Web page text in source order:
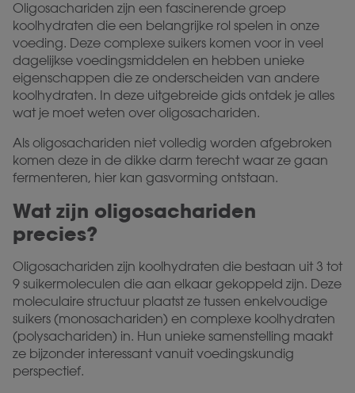
Oligosachariden zijn een fascinerende groep
koolhydraten die een belangrijke rol spelen in onze
voeding. Deze complexe suikers komen voor in veel
dagelijkse voedingsmiddelen en hebben unieke
eigenschappen die ze onderscheiden van andere
koolhydraten. In deze uitgebreide gids ontdek je alles
wat je moet weten over oligosachariden.
Als oligosachariden niet volledig worden afgebroken
komen deze in de dikke darm terecht waar ze gaan
fermenteren, hier kan gasvorming ontstaan.
Wat zijn oligosachariden
precies?
Oligosachariden zijn koolhydraten die bestaan uit 3 tot
9 suikermoleculen die aan elkaar gekoppeld zijn. Deze
moleculaire structuur plaatst ze tussen enkelvoudige
suikers (monosachariden) en complexe koolhydraten
(polysachariden) in. Hun unieke samenstelling maakt
ze bijzonder interessant vanuit voedingskundig
perspectief.